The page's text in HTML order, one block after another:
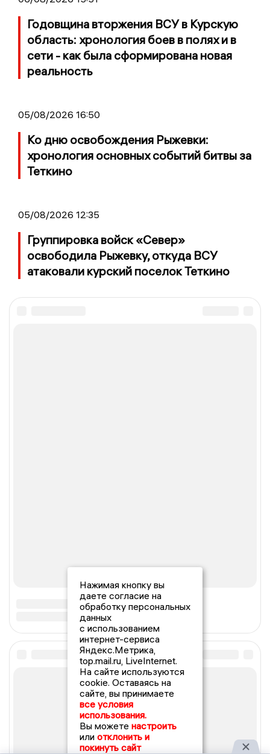
Годовщина вторжения ВСУ в Курскую
область: хронология боев в полях и в
сети - как была сформирована новая
реальность
05/08/2026 16:50
Ко дню освобождения Рыжевки:
хронология основных событий битвы за
Теткино
05/08/2026 12:35
Группировка войск «Север»
освободила Рыжевку, откуда ВСУ
атаковали курский поселок Теткино
Нажимая кнопку вы
даете согласие на
обработку персональных
данных
с использованием
интернет-сервиса
Яндекс.Метрика,
top.mail.ru, LiveInternet.
На сайте используются
cookie. Оставаясь на
сайте, вы принимаете
все условия
использования.
Вы можете настроить
или отклонить и
покинуть сайт